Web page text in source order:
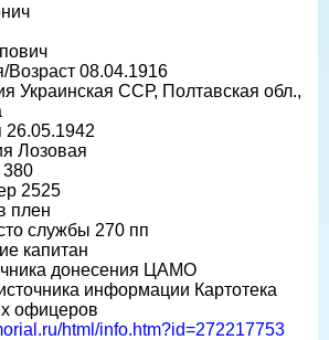
Возраст 08.04.1916
Украинская ССР, Полтавская обл.,
26.05.1942
Лозовая
380
2525
плен
службы 270 пп
капитан
донесения ЦАМО
информации Картотека
офицеров
html/info.htm?id=272217753